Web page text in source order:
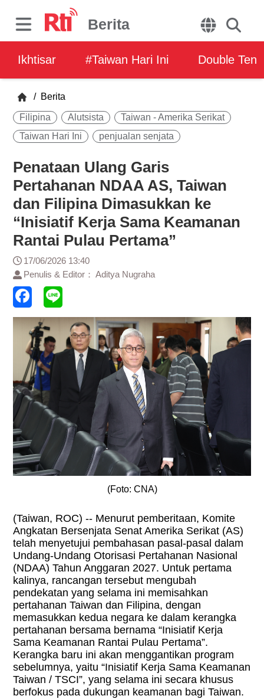
Berita
Ikhtisar #Taiwan Hari Ini Double Ten
/ Berita
Filipina Alutsista
Taiwan - Amerika Serikat
Taiwan Hari Ini
penjualan senjata
Penataan Ulang Garis
Pertahanan NDAA AS, Taiwan
dan Filipina Dimasukkan ke
“Inisiatif Kerja Sama Keamanan
Rantai Pulau Pertama”
17/06/2026 13:40
Penulis & Editor： Aditya Nugraha
(Foto: CNA)
(Taiwan, ROC) -- Menurut pemberitaan, Komite
Angkatan Bersenjata Senat Amerika Serikat (AS)
telah menyetujui pembahasan pasal-pasal dalam
Undang-Undang Otorisasi Pertahanan Nasional
(NDAA) Tahun Anggaran 2027. Untuk pertama
kalinya, rancangan tersebut mengubah
pendekatan yang selama ini memisahkan
pertahanan Taiwan dan Filipina, dengan
memasukkan kedua negara ke dalam kerangka
pertahanan bersama bernama “Inisiatif Kerja
Sama Keamanan Rantai Pulau Pertama”.
Kerangka baru ini akan menggantikan program
sebelumnya, yaitu “Inisiatif Kerja Sama Keamanan
Taiwan / TSCI”, yang selama ini secara khusus
berfokus pada dukungan keamanan bagi Taiwan.